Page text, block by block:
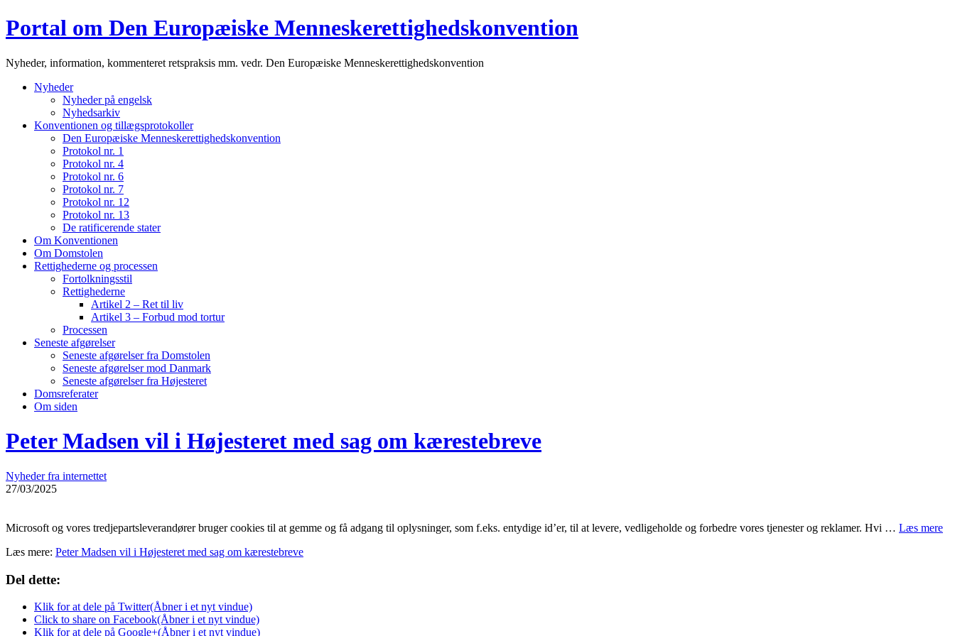
Portal om Den Europæiske Menneskerettighedskonvention
Nyheder, information, kommenteret retspraksis mm. vedr. Den Europæiske Menneskerettighedskonvention
Nyheder
Nyheder på engelsk
Nyhedsarkiv
Konventionen og tillægsprotokoller
Den Europæiske Menneskerettighedskonvention
Protokol nr. 1
Protokol nr. 4
Protokol nr. 6
Protokol nr. 7
Protokol nr. 12
Protokol nr. 13
De ratificerende stater
Om Konventionen
Om Domstolen
Rettighederne og processen
Fortolkningsstil
Rettighederne
Artikel 2 – Ret til liv
Artikel 3 – Forbud mod tortur
Processen
Seneste afgørelser
Seneste afgørelser fra Domstolen
Seneste afgørelser mod Danmark
Seneste afgørelser fra Højesteret
Domsreferater
Om siden
Peter Madsen vil i Højesteret med sag om kærestebreve
Nyheder fra internettet
27/03/2025
Microsoft og vores tredjepartsleverandører bruger cookies til at gemme og få adgang til oplysninger, som f.eks. entydige id’er, til at levere, vedligeholde og forbedre vores tjenester og reklamer. Hvi … Læs mere
Læs mere: Peter Madsen vil i Højesteret med sag om kærestebreve
Del dette:
Klik for at dele på Twitter(Åbner i et nyt vindue)
Click to share on Facebook(Åbner i et nyt vindue)
Klik for at dele på Google+(Åbner i et nyt vindue)